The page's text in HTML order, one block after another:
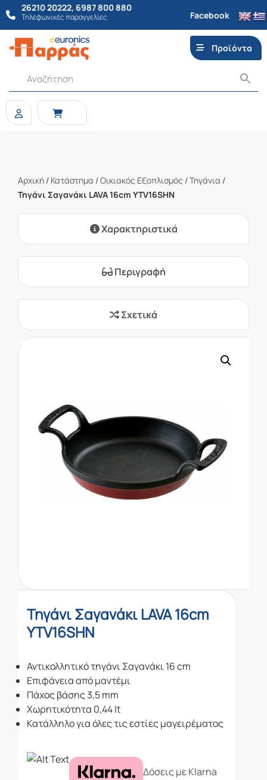
26210 20222, 6987 800 880
Τηλεφωνικές παραγγελίες Facebook
Προϊόντα
Αρχική / Κατάστημα /Οικιακός Εξοπλισμός /Τηγάνια /
Τηγάνι Σαγανάκι LAVA 16cm YTV16SHN
Χαρακτηριστικά
Περιγραφή
Σχετικά
Τηγάνι Σαγανάκι LAVA 16cm
YTV16SHN
Αντικολλητικό τηγάνι Σαγανάκι 16 cm
Επιφάνεια από μαντέμι
Πάχος βάσης 3,5 mm
Χωρητικότητα 0,44 lt
Κατάλληλο για όλες τις εστίες μαγειρέματος
Δόσεις με Klarna